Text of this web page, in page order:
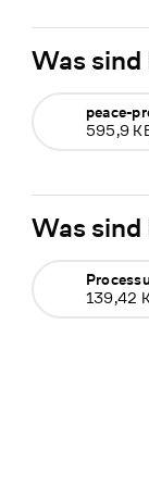
Was sind
peace-
595,9
Was sind
139,42